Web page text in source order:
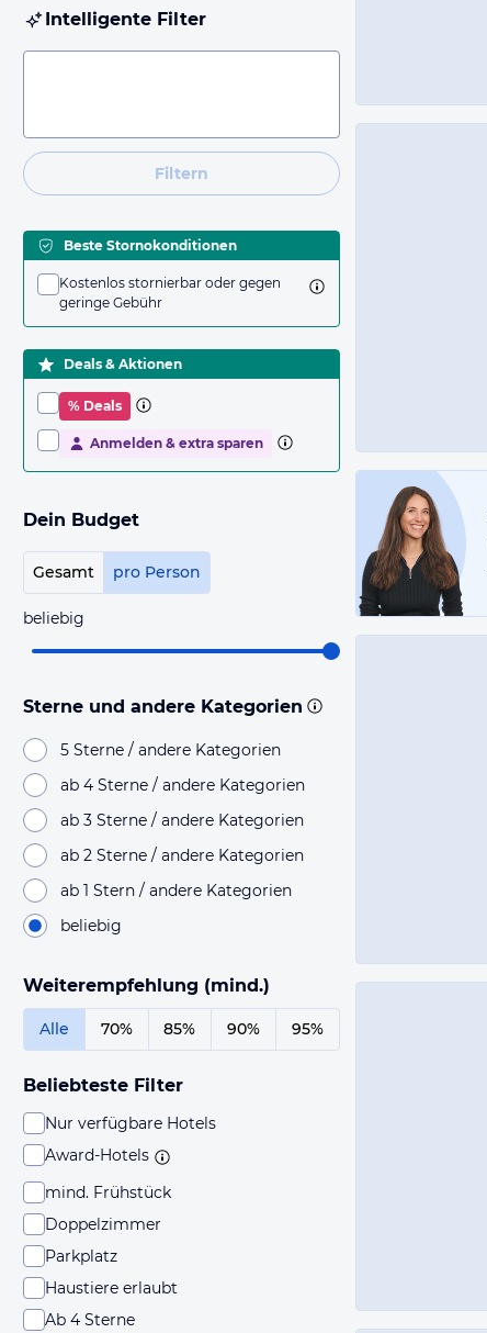
Intelligente Filter
Filtern
Beste Stornokonditionen
Kostenlos stornierbar oder gegen
geringe Gebühr
Deals & Aktionen
% Deals
Anmelden & extra sparen
Dein Budget
Gesamt pro Person
beliebig
Sterne und andere Kategorien
5 Sterne / andere Kategorien
ab 4 Sterne / andere Kategorien
ab 3 Sterne / andere Kategorien
ab 2 Sterne / andere Kategorien
ab 1 Stern / andere Kategorien
beliebig
Weiterempfehlung (mind.)
Alle 70% 85% 90% 95%
Beliebteste Filter
Nur verfügbare Hotels
Award-Hotels
mind. Frühstück
Doppelzimmer
Parkplatz
Haustiere erlaubt
Ab 4 Sterne